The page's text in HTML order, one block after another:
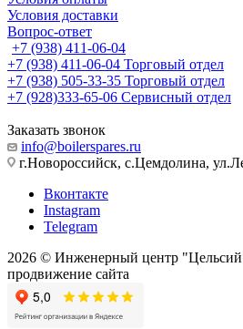
Условия доставки
Вопрос-ответ
+7 (938) 411-06-04
+7 (938) 411-06-04 Торговый отдел
+7 (938) 505-33-35 Торговый отдел
+7 (928)333-65-06 Сервисный отдел
Заказать звонок
info@boilerspares.ru
г.Новороссийск, с.Цемдолина,
Вконтакте
Instagram
Telegram
2026 © Инженерный центр
продвижение сайта